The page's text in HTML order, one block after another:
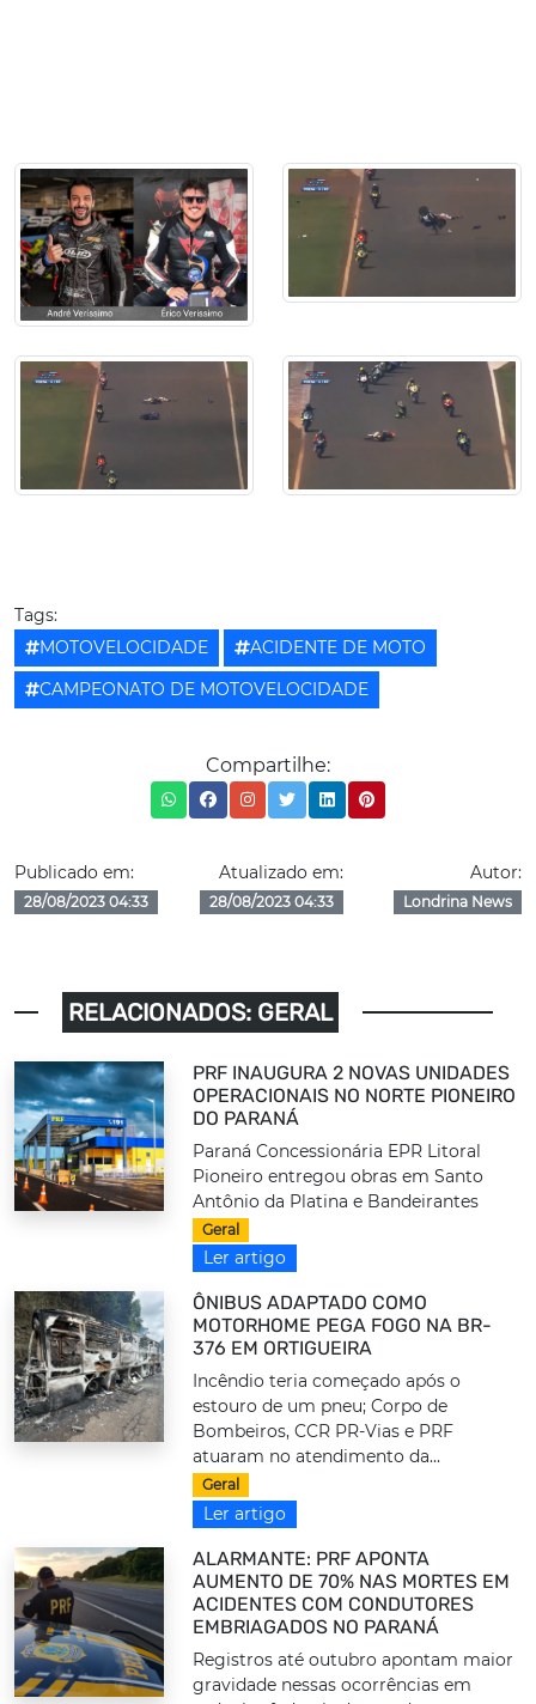
Tags:
MOTOVELOCIDADE
ACIDENTE DE MOTO
CAMPEONATO DE MOTOVELOCIDADE
Compartilhe:
Publicado em:
28/08/2023 04:33
Atualizado em:
28/08/2023 04:33
Autor:
Londrina News
RELACIONADOS: GERAL
PRF INAUGURA 2 NOVAS UNIDADES
OPERACIONAIS NO NORTE PIONEIRO
DO PARANÁ
Paraná Concessionária EPR Litoral
Pioneiro entregou obras em Santo
Antônio da Platina e Bandeirantes
Geral
Ler artigo
ÔNIBUS ADAPTADO COMO
MOTORHOME PEGA FOGO NA BR-
376 EM ORTIGUEIRA
Incêndio teria começado após o
estouro de um pneu; Corpo de
Bombeiros, CCR PR-Vias e PRF
atuaram no atendimento da...
Geral
Ler artigo
ALARMANTE: PRF APONTA
AUMENTO DE 70% NAS MORTES EM
ACIDENTES COM CONDUTORES
EMBRIAGADOS NO PARANÁ
Registros até outubro apontam maior
gravidade nessas ocorrências em